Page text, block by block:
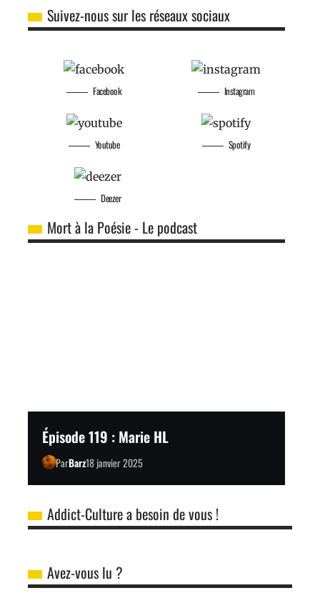
Suivez-nous sur les réseaux sociaux
Facebook
Youtube
Instagram
Spotify
Deezer
Mort à la Poésie - Le podcast
Épisode 119 : Marie HL
ParBarz18 janvier 2025
Addict-Culture a besoin de vous !
Avez-vous lu ?